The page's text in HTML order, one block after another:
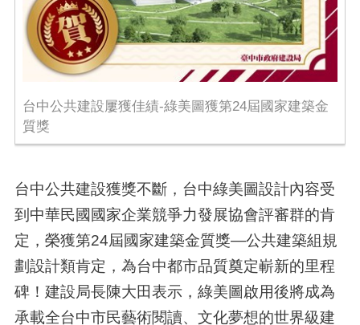
台中公共建設屢獲佳績-綠美圖獲第24屆國家建築金
質獎
台中公共建設獲獎不斷，台中綠美圖設計內容受
到中華民國國家企業競爭力發展協會評審群的肯
定，榮獲第24屆國家建築金質獎—公共建築組規
劃設計類肯定，為台中都市品質奠定嶄新的里程
碑！建設局長陳大田表示，綠美圖啟用後將成為
承載全台中市民藝術閱讀、文化夢想的世界級建